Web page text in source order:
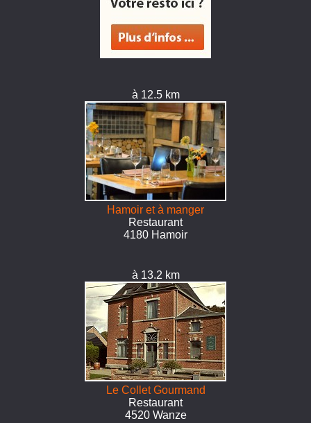
à 12.5 km
Hamoir et à manger
Restaurant
4180 Hamoir
à 13.2 km
Le Collet Gourmand
Restaurant
4520 Wanze